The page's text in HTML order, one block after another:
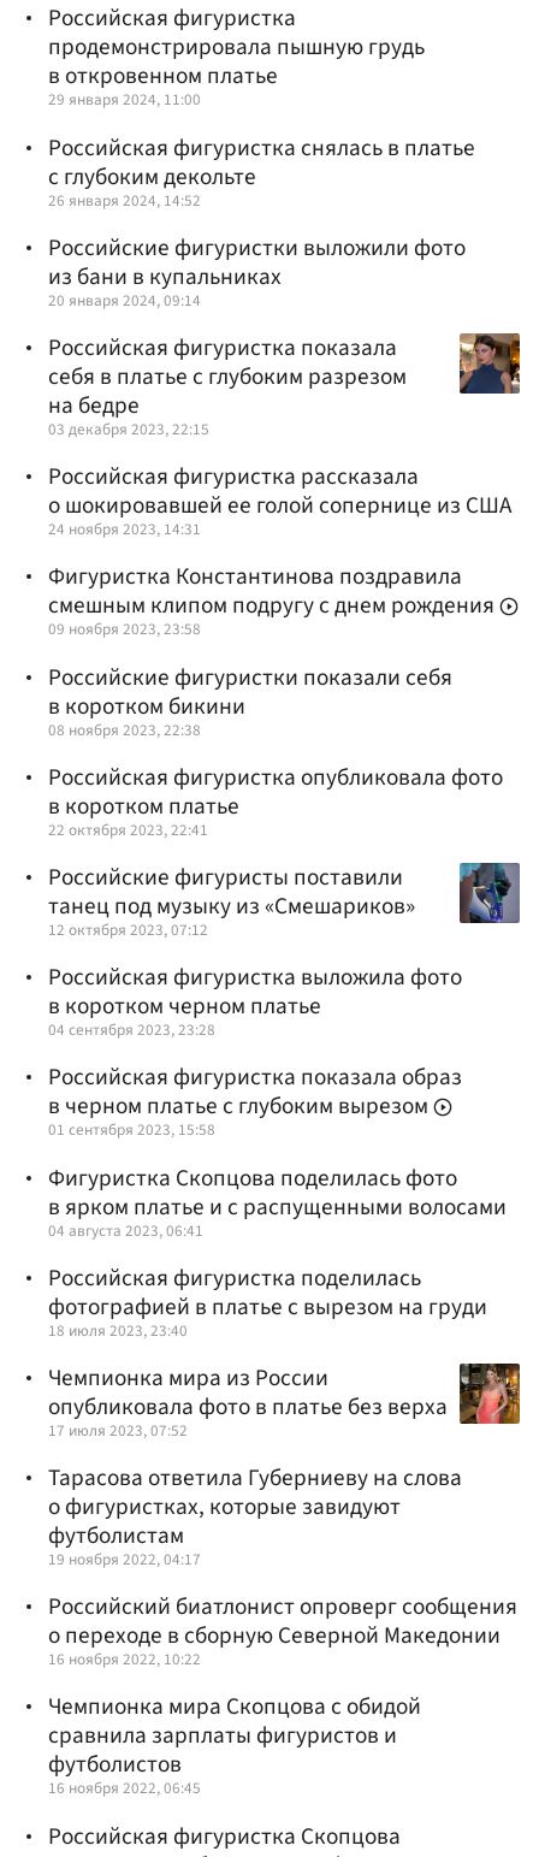
Российская фигуристка
продемонстрировала пышную грудь
в откровенном платье
29 января 2024, 11:00
Российская фигуристка снялась в платье
с глубоким декольте
26 января 2024, 14:52
Российские фигуристки выложили фото
из бани в купальниках
20 января 2024, 09:14
Российская фигуристка показала
себя в платье с глубоким разрезом
на бедре
03 декабря 2023, 22:15
Российская фигуристка рассказала
о шокировавшей ее голой сопернице из США
24 ноября 2023, 14:31
Фигуристка Константинова поздравила
смешным клипом подругу с днем рождения
09 ноября 2023, 23:58
Российские фигуристки показали себя
в коротком бикини
08 ноября 2023, 22:38
Российская фигуристка опубликовала фото
в коротком платье
22 октября 2023, 22:41
Российские фигуристы поставили
танец под музыку из «Смешариков»
12 октября 2023, 07:12
Российская фигуристка выложила фото
в коротком черном платье
04 сентября 2023, 23:28
Российская фигуристка показала образ
в черном платье с глубоким вырезом
01 сентября 2023, 15:58
Фигуристка Скопцова поделилась фото
в ярком платье и с распущенными волосами
04 августа 2023, 06:41
Российская фигуристка поделилась
фотографией в платье с вырезом на груди
18 июля 2023, 23:40
Чемпионка мира из России
опубликовала фото в платье без верха
17 июля 2023, 07:52
Тарасова ответила Губерниеву на слова
о фигуристках, которые завидуют
футболистам
19 ноября 2022, 04:17
Российский биатлонист опроверг сообщения
о переходе в сборную Северной Македонии
16 ноября 2022, 10:22
Чемпионка мира Скопцова с обидой
сравнила зарплаты фигуристов и
футболистов
16 ноября 2022, 06:45
Российская фигуристка Скопцова